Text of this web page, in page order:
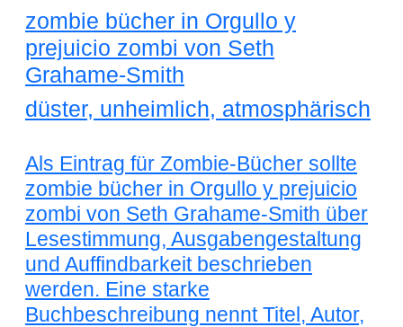
zombie bücher in Orgullo y
prejuicio zombi von Seth
Grahame-Smith
düster, unheimlich, atmosphärisch
Als Eintrag für Zombie-Bücher sollte
zombie bücher in Orgullo y prejuicio
zombi von Seth Grahame-Smith über
Lesestimmung, Ausgabengestaltung
und Auffindbarkeit beschrieben
werden. Eine starke
Buchbeschreibung nennt Titel, Autor,